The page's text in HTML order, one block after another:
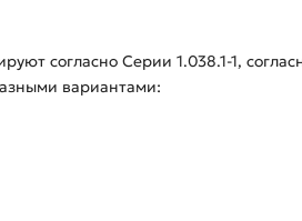
согласно Серии 1.038.1-1,
вариантами: